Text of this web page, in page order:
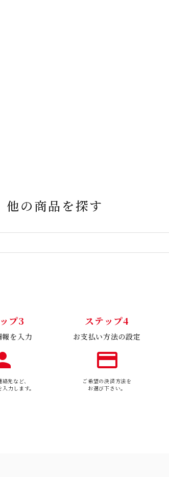
他の商品を探す
プ3
報を入力
先など、
力します。
ステップ4
お支払い方法の設定
payment
ご希望の決済方法を
お選び下さい。